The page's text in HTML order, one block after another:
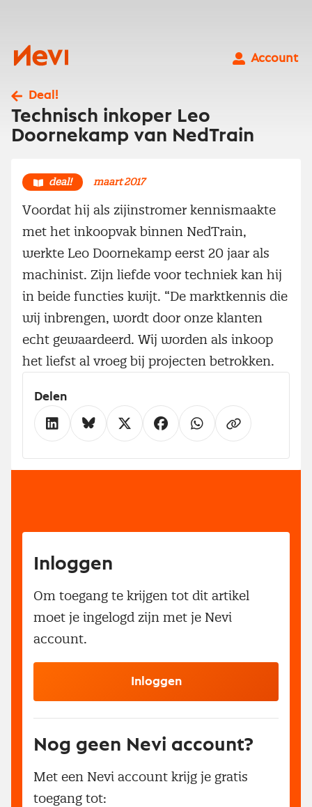
Nevi
Account
Deal!
Technisch inkoper Leo
Doornekamp van NedTrain
deal! maart 2017
Voordat hij als zijinstromer kennismaakte
met het inkoopvak binnen NedTrain,
werkte Leo Doornekamp eerst 20 jaar als
machinist. Zijn liefde voor techniek kan hij
in beide functies kwijt. “De marktkennis die
wij inbrengen, wordt door onze klanten
echt gewaardeerd. Wij worden als inkoop
het liefst al vroeg bij projecten betrokken.
Delen
Inloggen
Om toegang te krijgen tot dit artikel
moet je ingelogd zijn met je Nevi
account.
Inloggen
Nog geen Nevi account?
Met een Nevi account krijg je gratis
toegang tot: